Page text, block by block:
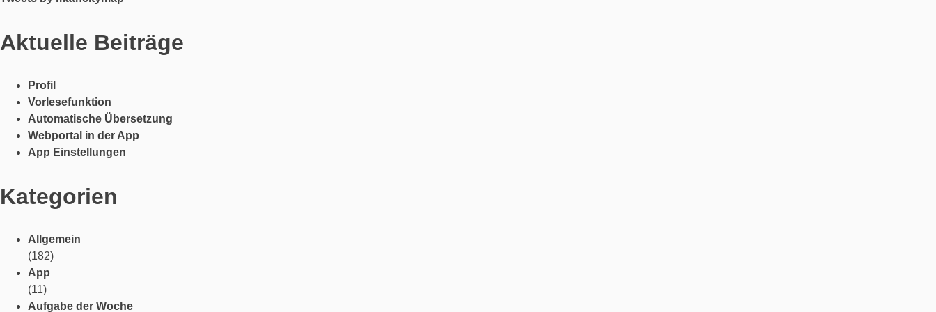
Aktuelle Beiträge
Profil
Vorlesefunktion
Automatische Übersetzung
Webportal in der App
App Einstellungen
Kategorien
Allgemein
(182)
App
(11)
Aufgabe der Woche